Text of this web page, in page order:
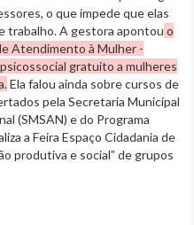
o que impede que elas
trabalho. A gestora apontou o
Atendimento à Mulher -
gratuito a mulheres
Ela falou ainda sobre cursos de
pela Secretaria Municipal
(SMSAN) e do Programa
a Feira Espaço Cidadania de
produtiva e social” de grupos